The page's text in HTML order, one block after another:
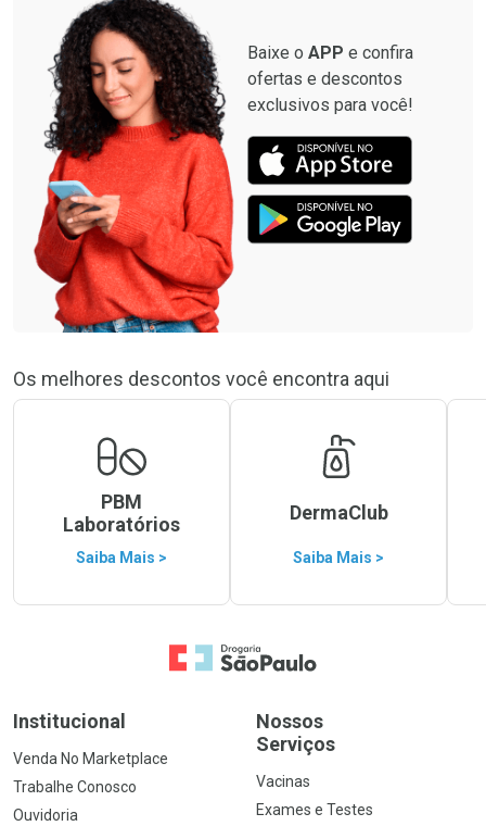
Baixe o APP e confira
ofertas e descontos
exclusivos para você!
Os melhores descontos você encontra aqui
PBM
Laboratórios
Saiba Mais >
DermaClub
Saiba Mais >
Ir para a Home
Institucional
Venda No Marketplace
Trabalhe Conosco
Ouvidoria
Nossos
Serviços
Vacinas
Exames e Testes